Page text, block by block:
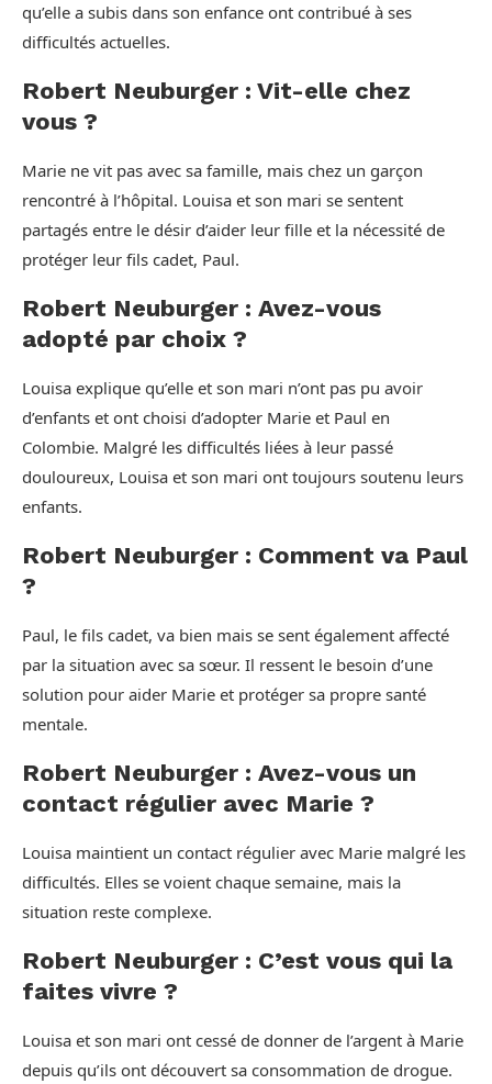
qu’elle a subis dans son enfance ont contribué à ses
difficultés actuelles.
Robert Neuburger : Vit-elle chez
vous ?
Marie ne vit pas avec sa famille, mais chez un garçon
rencontré à l’hôpital. Louisa et son mari se sentent
partagés entre le désir d’aider leur fille et la nécessité de
protéger leur fils cadet, Paul.
Robert Neuburger : Avez-vous
adopté par choix ?
Louisa explique qu’elle et son mari n’ont pas pu avoir
d’enfants et ont choisi d’adopter Marie et Paul en
Colombie. Malgré les difficultés liées à leur passé
douloureux, Louisa et son mari ont toujours soutenu leurs
enfants.
Robert Neuburger : Comment va Paul
?
Paul, le fils cadet, va bien mais se sent également affecté
par la situation avec sa sœur. Il ressent le besoin d’une
solution pour aider Marie et protéger sa propre santé
mentale.
Robert Neuburger : Avez-vous un
contact régulier avec Marie ?
Louisa maintient un contact régulier avec Marie malgré les
difficultés. Elles se voient chaque semaine, mais la
situation reste complexe.
Robert Neuburger : C’est vous qui la
faites vivre ?
Louisa et son mari ont cessé de donner de l’argent à Marie
depuis qu’ils ont découvert sa consommation de drogue.